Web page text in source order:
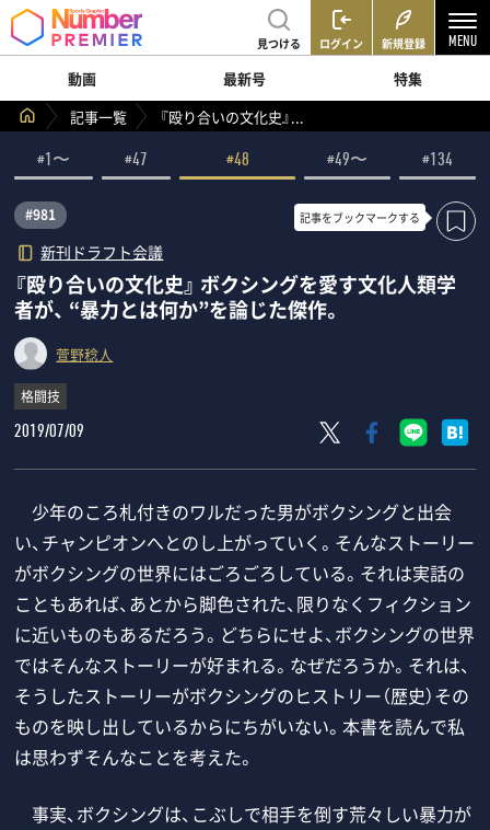
見つける ログイン 新規登録
動画 最新号
特集
記事一覧
『殴り合いの文化史』...
#1〜 #47 #48 #49〜 #134
#981
新刊ドラフト会議
記事をブックマークする
『殴り合いの文化史』 ボクシングを愛す文化人類学
者が、 “暴力とは何か”を論じた傑作。
萱野稔人
格闘技
2019/07/09
少年のころ札付きのワルだった男がボクシングと出会
い、チャンピオンへとのし上がっていく。そんなストーリー
がボクシングの世界にはごろごろしている。それは実話の
こともあれば、あとから脚色された、限りなくフィクション
に近いものもあるだろう。どちらにせよ、ボクシングの世界
ではそんなストーリーが好まれる。なぜだろうか。それは、
そうしたストーリーがボクシングのヒストリー（歴史）その
ものを映し出しているからにちがいない。本書を読んで私
は思わずそんなことを考えた。
事実、ボクシングは、こぶしで相手を倒す荒々しい暴力が